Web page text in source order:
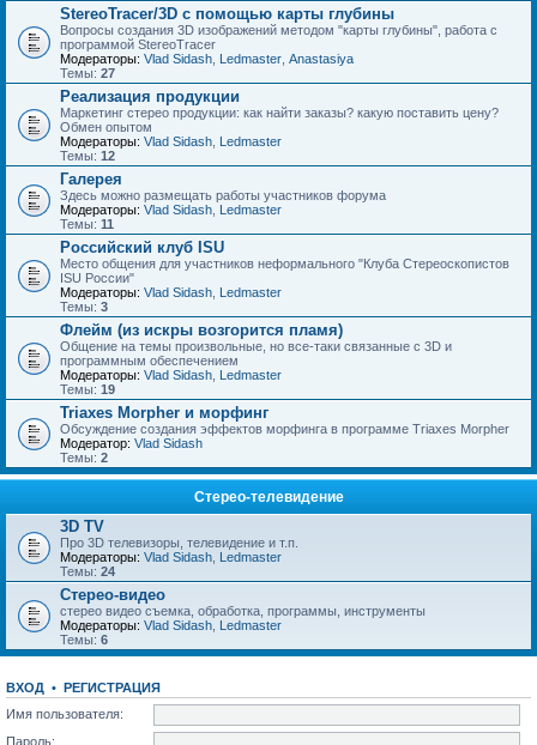
StereoTracer/3D с помощью карты глубины
Вопросы создания 3D изображений методом "карты глубины", работа с
программой StereoTracer
Модераторы: Vlad Sidash Ledmaster Anastasiya
Темы: 27
Реализация продукции
Маркетинг стерео продукции: как найти заказы? какую поставить цену?
Обмен опытом
Модераторы: Vlad Sidash Ledmaster
Темы: 12
Галерея
Здесь можно размещать работы участников форума
Модераторы: Vlad Sidash Ledmaster
Темы: 11
Российский клуб ISU
Место общения для участников неформального "Клуба Стереоскопистов
ISU России"
Модераторы: Vlad Sidash Ledmaster
Темы: 3
Флейм (из искры возгорится пламя)
Общение на темы произвольные, но все-таки связанные с 3D и
программным обеспечением
Модераторы: Vlad Sidash Ledmaster
Темы: 19
Triaxes Morpher и морфинг
Обсуждение создания эффектов морфинга в программе Triaxes Morpher
Модератор: Vlad Sidash
Темы: 2
Стерео-телевидение
3D TV
Про 3D телевизоры, телевидение и т.п.
Модераторы: Vlad Sidash Ledmaster
Темы: 24
Стерео-видео
стерео видео съемка, обработка, программы, инструменты
Модераторы: Vlad Sidash Ledmaster
Темы: 6
ВХОД • РЕГИСТРАЦИЯ
Имя пользователя:
Пароль: